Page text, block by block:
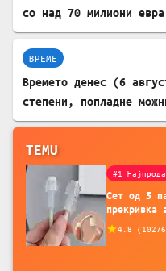
со над 70 милиони евра
ВРЕМЕ
Времето денес (6
степени, попладне
TEMU
#1
Сет од 5
прекривка
додатоци
батерија,
4.8 ( 10276